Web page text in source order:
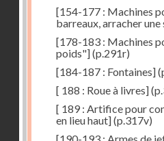
[154-177 : Machines
barreaux, arracher
[178-183 : Machines
poids"](p.291r)
[184-187 : Fontaines]
[ 188 : Roue à livres]
[ 189 : Artifice pour
en lieu haut](p.317v)